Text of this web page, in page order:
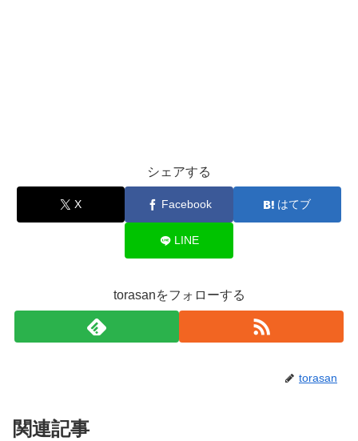
シェアする
X Facebook はてブ
LINE
torasanをフォローする
torasan
関連記事